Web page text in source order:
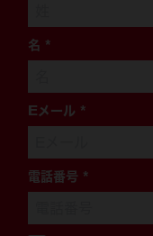
名 *
Eメール *
電話番号 *